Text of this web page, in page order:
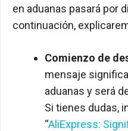
en aduanas pasará por
continuación,
Comienzo de
mensaje
aduanas y será
Si tienes dudas,
“AliExpress: